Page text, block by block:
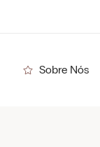
Sobre Nós